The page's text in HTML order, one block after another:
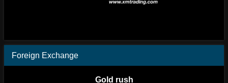
Foreign Exchange
Gold rush